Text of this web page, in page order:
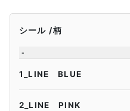
シール 柄
-
1_LINE BLUE
2_LINE PINK